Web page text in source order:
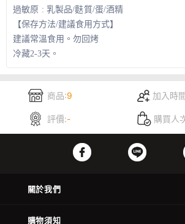
過敏原 : 乳製品/麩質/蛋/酒精
【保存方法/建議食用方式】
建議常溫食用。勿回烤
冷藏2-3天。
商品:9 加入時
評價:- 購買人
關於我們
購物須知